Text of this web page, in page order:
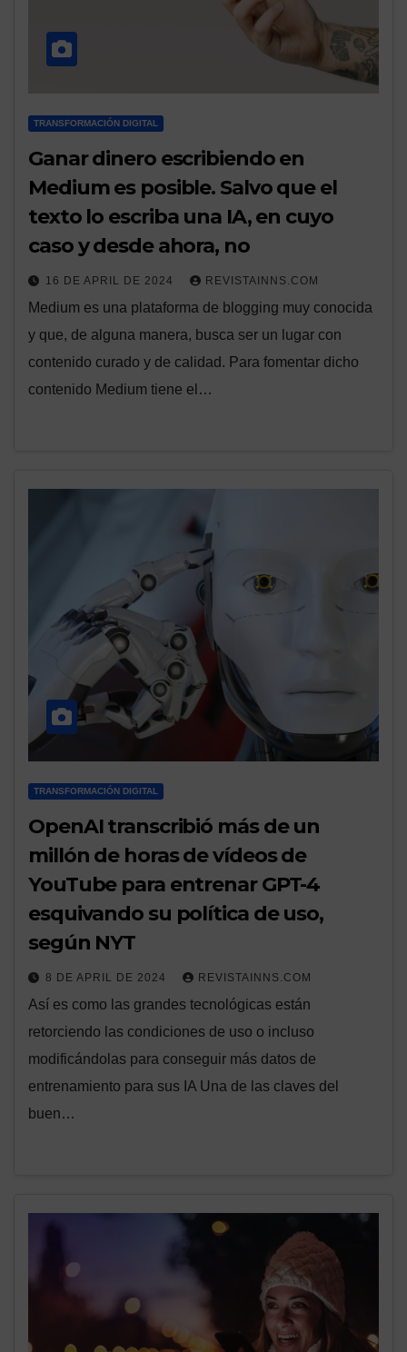
TRANSFORMACIÓN DIGITAL
Ganar dinero escribiendo en
Medium es posible. Salvo que el
texto lo escriba una IA, en cuyo
caso y desde ahora, no
16 DE APRIL DE 2024 REVISTAINNS.COM
Medium es una plataforma de blogging muy conocida
y que, de alguna manera, busca ser un lugar con
contenido curado y de calidad. Para fomentar dicho
contenido Medium tiene el…
TRANSFORMACIÓN DIGITAL
OpenAI transcribió más de un
millón de horas de vídeos de
YouTube para entrenar GPT-4
esquivando su política de uso,
según NYT
8 DE APRIL DE 2024 REVISTAINNS.COM
Así es como las grandes tecnológicas están
retorciendo las condiciones de uso o incluso
modificándolas para conseguir más datos de
entrenamiento para sus IA Una de las claves del
buen…